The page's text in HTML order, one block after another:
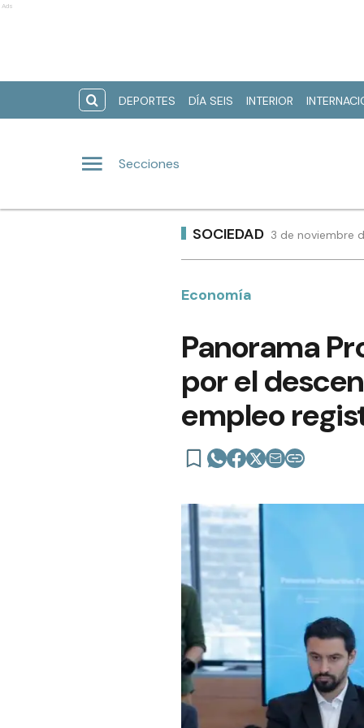
Ads
DEPORTES DÍA SEIS INTERIOR
Secciones
SOCIEDAD 3 de noviembre
Economía
Panorama
por el
empleo